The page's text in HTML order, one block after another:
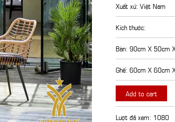
Xuất xứ: Việt Nam
Kích thước:
Bàn: 90cm X 50cm
Ghế: 60cm X 60cm
Add to cart
Lượt đã xem: 1080